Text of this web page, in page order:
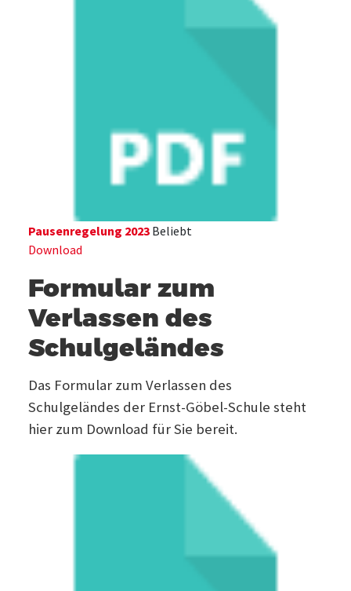
Pausenregelung 2023 Beliebt
Download
Formular zum
Verlassen des
Schulgeländes
Das Formular zum Verlassen des
Schulgeländes der Ernst-Göbel-Schule steht
hier zum Download für Sie bereit.